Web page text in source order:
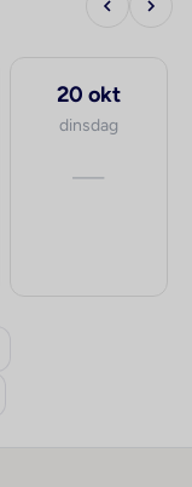
20 okt
dinsdag
—